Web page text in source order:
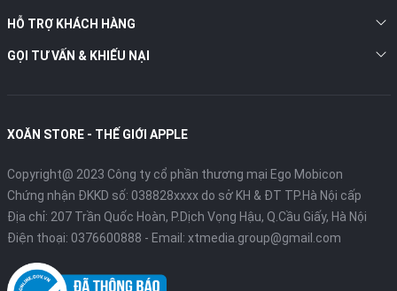
HỖ TRỢ KHÁCH HÀNG
GỌI TƯ VẤN & KHIẾU NẠI
XOĂN STORE - THẾ GIỚI APPLE
Copyright@ 2023 Công ty cổ phần thương mại Ego Mobicon
Chứng nhận ĐKKD số: 038828xxxx do sở KH & ĐT TP.Hà Nội cấp
Địa chỉ: 207 Trần Quốc Hoàn, P.Dịch Vọng Hậu, Q.Cầu Giấy, Hà Nội
Điện thoại: 0376600888 - Email: xtmedia.group@gmail.com